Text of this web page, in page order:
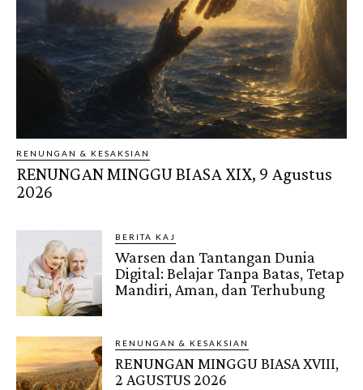
RENUNGAN & KESAKSIAN
RENUNGAN MINGGU BIASA XIX, 9 Agustus
2026
BERITA KAJ
Warsen dan Tantangan Dunia
Digital: Belajar Tanpa Batas, Tetap
Mandiri, Aman, dan Terhubung
RENUNGAN & KESAKSIAN
RENUNGAN MINGGU BIASA XVIII,
2 AGUSTUS 2026